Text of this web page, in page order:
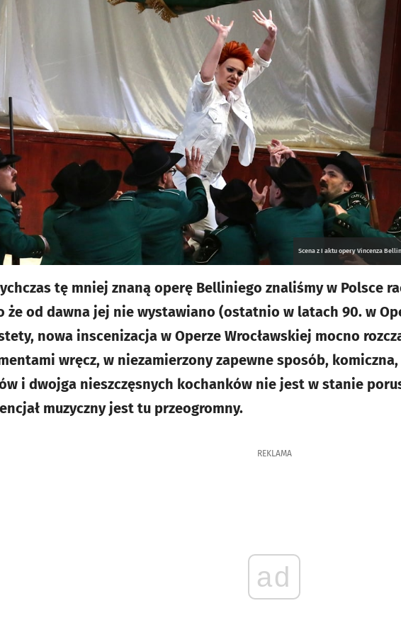
Scena z I aktu opery Vincenza
tę mniej znaną operę Belliniego znaliśmy w Polsce
że od dawna jej nie wystawiano (ostatnio w latach 90. w
nowa inscenizacja w Operze Wrocławskiej mocno
wręcz, w niezamierzony zapewne sposób,
i dwojga nieszczęsnych kochanków nie jest w stanie
muzyczny jest tu przeogromny.
REKLAMA
ad